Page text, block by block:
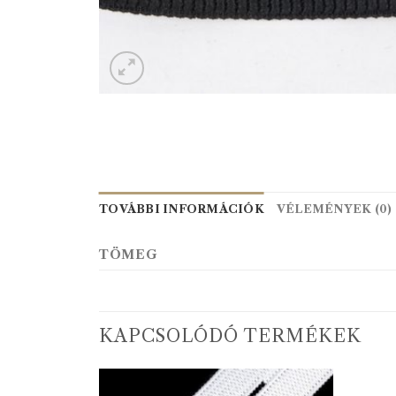
TOVÁBBI INFORMÁCIÓK VÉLEMÉNYEK (0)
TÖMEG
KAPCSOLÓDÓ TERMÉKEK